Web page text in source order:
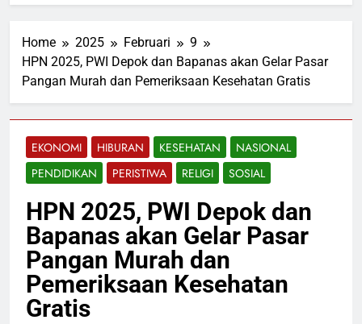
Home 2025 Februari
9
HPN 2025, PWI Depok dan Bapanas akan Gelar Pasar
Pangan Murah dan Pemeriksaan Kesehatan Gratis
EKONOMI HIBURAN KESEHATAN
NASIONAL
PENDIDIKAN
PERISTIWA RELIGI SOSIAL
HPN 2025, PWI Depok dan
Bapanas akan Gelar Pasar
Pangan Murah dan
Pemeriksaan Kesehatan
Gratis